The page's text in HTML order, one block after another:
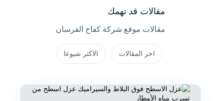
مقالات قد تهمك
مقالات موقع شركة كفاح الفرسان
اخر المقالات الاكثر شيوعا